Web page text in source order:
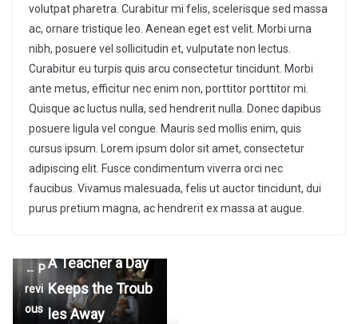
volutpat pharetra. Curabitur mi felis, scelerisque sed massa
ac, ornare tristique leo. Aenean eget est velit. Morbi urna
nibh, posuere vel sollicitudin et, vulputate non lectus.
Curabitur eu turpis quis arcu consectetur tincidunt. Morbi
ante metus, efficitur nec enim non, porttitor porttitor mi.
Quisque ac luctus nulla, sed hendrerit nulla. Donec dapibus
posuere ligula vel congue. Mauris sed mollis enim, quis
cursus ipsum. Lorem ipsum dolor sit amet, consectetur
adipiscing elit. Fusce condimentum viverra orci nec
faucibus. Vivamus malesuada, felis ut auctor tincidunt, dui
purus pretium magna, ac hendrerit ex massa at augue.
← P
revi
ous
A Teacher a Day
Keeps the Troub
les Away